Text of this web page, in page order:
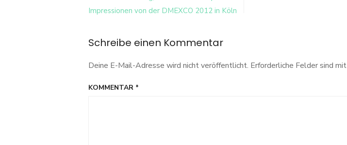
Navigation
Impressionen von der DMEXCO 2012 in Köln
Schreibe einen Kommentar
Deine E-Mail-Adresse wird nicht veröffentlicht. Erforderliche Felder sind mit
KOMMENTAR *